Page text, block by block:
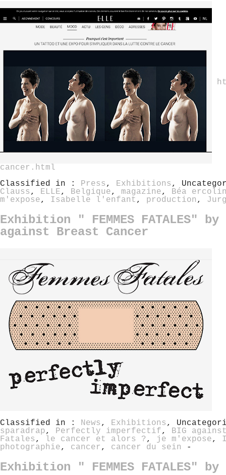
cancer.html
Classified in : Press , Exhibitions ,
Clauss , ELLE, Belgique, magazine, Béa
m'expose, Isabelle l'enfant , production ,
Exhibition " FEMMES FATALES"
against Breast Cancer
Classified in : News , Exhibitions ,
sparadrap, Perfectly imperfectif, BIG
Fatales , le cancer et alors ?, je m'expose,
photographie, cancer , cancer du sein -
Exhibition " FEMMES FATALES"